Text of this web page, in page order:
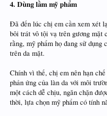
4. Dùng lầm mỹ phẩm
Đã đến lúc chị em cần xem xét
bôi trát vô tội vạ trên gương mặt
rằng, mỹ phẩm họ đang sử dụng
trên da mặt.
Chính vì thế, chị em nên hạn
phản ứng của làn da với môi
một cách dễ chịu, ngăn chặn
thời, lựa chọn mỹ phẩm có tính